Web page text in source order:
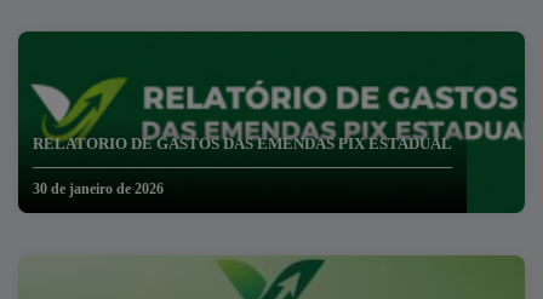
RELATORIO DE GASTOS DAS EMENDAS PIX ESTADUAL
30 de janeiro de 2026